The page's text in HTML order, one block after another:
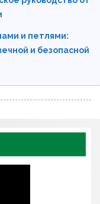
и петлями:
и безопасной